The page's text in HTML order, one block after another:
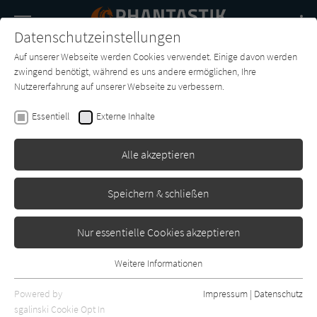
SUCHE
Buch-
Entdecker
Forum Charts
Greg Egan
Cyber-City
Erschienen: Januar 1995
Datenschutzeinstellungen
Auf unserer Webseite werden Cookies verwendet. Einige davon werden
zwingend benötigt, während es uns andere ermöglichen, Ihre
Nutzererfahrung auf unserer Webseite zu verbessern.
Essentiell Externe Inhalte
Alle akzeptieren
Speichern & schließen
Nur essentielle Cookies akzeptieren
Essentielle Cookies werden für grundlegende Funktionen der
Webseite benötigt. Dadurch ist gewährleistet, dass die Webseite
Weitere Informationen
Powered by
sgalinski Cookie Opt In
Impressum | Datenschutz